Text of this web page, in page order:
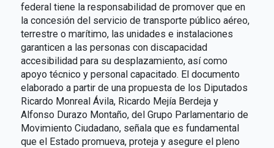
federal tiene la responsabilidad de promover que en
la concesión del servicio de transporte público aéreo,
terrestre o marítimo, las unidades e instalaciones
garanticen a las personas con discapacidad
accesibilidad para su desplazamiento, así como
apoyo técnico y personal capacitado. El documento
elaborado a partir de una propuesta de los Diputados
Ricardo Monreal Ávila, Ricardo Mejía Berdeja y
Alfonso Durazo Montaño, del Grupo Parlamentario de
Movimiento Ciudadano, señala que es fundamental
que el Estado promueva, proteja y asegure el pleno